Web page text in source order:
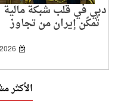
دبي في قلب شبكة مالية
تُمكّن إيران من تجاوز
PM
الأكثر